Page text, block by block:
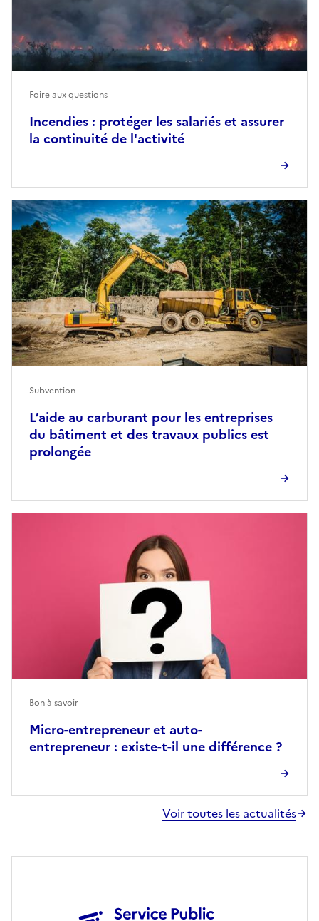
Incendies : protéger les salariés et assurer
la continuité de l'activité
Foire aux questions
L’aide au carburant pour les entreprises
du bâtiment et des travaux publics est
prolongée
Subvention
Micro-entrepreneur et auto-
entrepreneur : existe-t-il une différence ?
Bon à savoir
Voir toutes les actualités